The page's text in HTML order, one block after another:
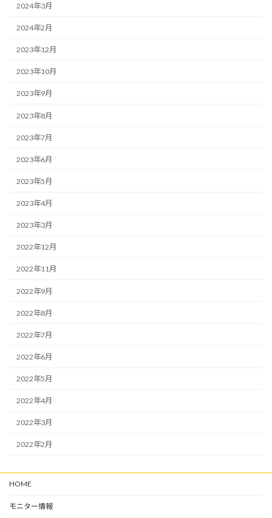
2024年3月
2024年2月
2023年12月
2023年10月
2023年9月
2023年8月
2023年7月
2023年6月
2023年5月
2023年4月
2023年3月
2022年12月
2022年11月
2022年9月
2022年8月
2022年7月
2022年6月
2022年5月
2022年4月
2022年3月
2022年2月
HOME
モニター情報